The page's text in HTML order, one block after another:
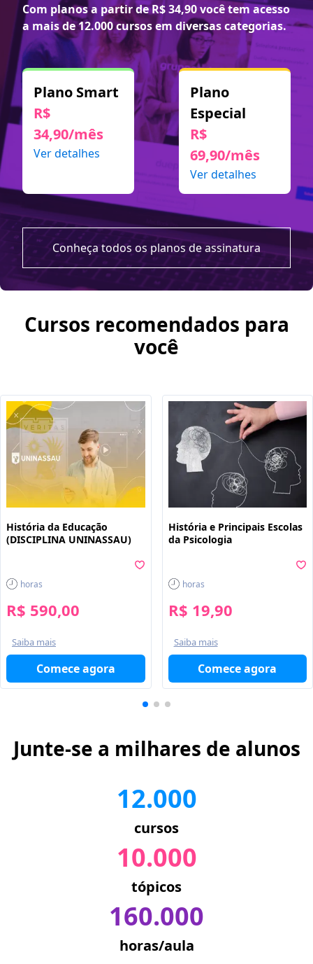
Com planos a partir deR$ 34,90você tem acesso
a mais de 12.000 cursos em diversas categorias.
Plano Smart
R$
34,90/mês
Ver detalhes
Plano
Especial
R$
69,90/mês
Ver detalhes
Conheça todos os planos de assinatura
Cursos recomendados para
você
História da Educação
(DISCIPLINA UNINASSAU)
horas
R$ 590,00
Saiba mais
Comece agora
História e Principais Escolas
da Psicologia
horas
R$ 19,90
Saiba mais
Comece agora
Junte-se a milhares de alunos
12.000
cursos
10.000
tópicos
160.000
horas/aula